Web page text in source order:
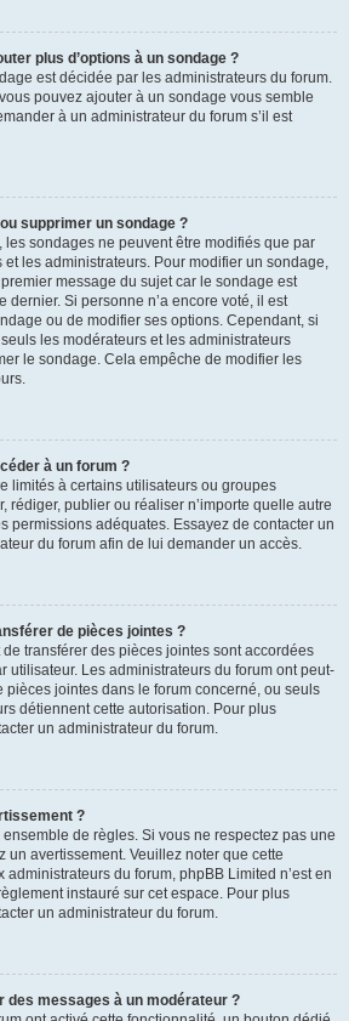
plus d’options à un sondage ?
est décidée par les administrateurs du forum.
pouvez ajouter à un sondage vous semble
à un administrateur du forum s’il est
supprimer un sondage ?
sondages ne peuvent être modifiés que par
et les administrateurs. Pour modifier un sondage,
message du sujet car le sondage est
dernier. Si personne n’a encore voté, il est
ou de modifier ses options. Cependant, si
les modérateurs et les administrateurs
le sondage. Cela empêche de modifier les
à un forum ?
limités à certains utilisateurs ou groupes
rédiger, publier ou réaliser n’importe quelle autre
permissions adéquates. Essayez de contacter un
du forum afin de lui demander un accès.
de pièces jointes ?
transférer des pièces jointes sont accordées
utilisateur. Les administrateurs du forum ont peut-
pièces jointes dans le forum concerné, ou seuls
détiennent cette autorisation. Pour plus
un administrateur du forum.
?
de règles. Si vous ne respectez pas une
un avertissement. Veuillez noter que cette
administrateurs du forum, phpBB Limited n’est en
instauré sur cet espace. Pour plus
un administrateur du forum.
des messages à un modérateur ?